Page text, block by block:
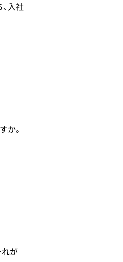
入社
か。
が